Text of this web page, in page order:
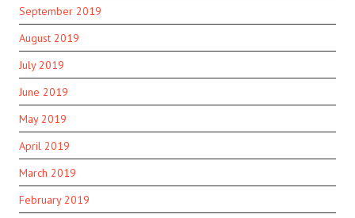
September 2019
August 2019
July 2019
June 2019
May 2019
April 2019
March 2019
February 2019